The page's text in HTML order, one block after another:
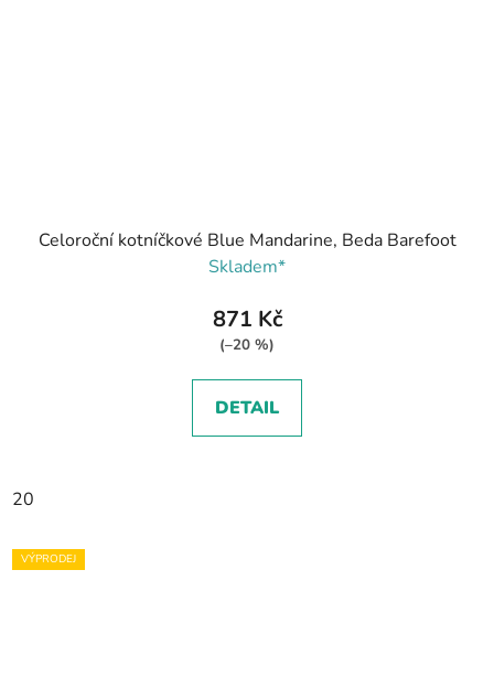
Celoroční kotníčkové Blue Mandarine, Beda Barefoot
Skladem*
871 Kč
(–20 %)
DETAIL
20
VÝPRODEJ